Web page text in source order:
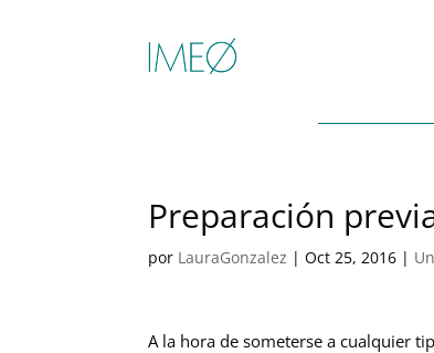
Preparación
por LauraGonzalez |Oct 25, 2016 |
A la hora de someterse a cualquier